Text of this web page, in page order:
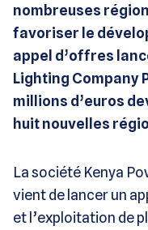
nombreuses
favoriser le
appel d’offres
Lighting Company
millions d’euros
huit nouvelles
La société Kenya
vient de lancer un
et l’exploitation de